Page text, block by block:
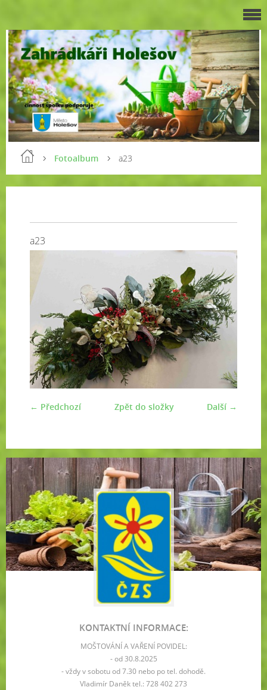
Fotoalbum a23
a23
← Předchozí Další →
Zpět do složky
KONTAKTNÍ INFORMACE:
MOŠTOVÁNÍ A VAŘENÍ POVIDEL:
- od 30.8.2025
- vždy v sobotu od 7.30 nebo po tel. dohodě.
Vladimír Daněk tel.: 728 402 273